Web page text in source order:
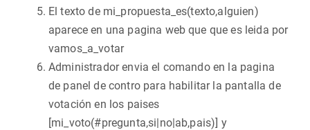
El texto de mi_propuesta_es(texto,alguien)
aparece en una pagina web que que es leida por
vamos_a_votar
Administrador envia el comando en la pagina
de panel de contro para habilitar la pantalla de
votación en los paises
[mi_voto(#pregunta,si|no|ab,pais)] y